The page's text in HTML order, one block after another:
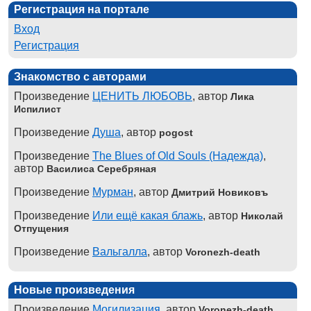
Регистрация на портале
Вход
Регистрация
Знакомство с авторами
Произведение ЦЕНИТЬ ЛЮБОВЬ, автор Лика
Испилист
Произведение Душа, автор pogost
Произведение The Blues of Old Souls (Надежда),
автор Василиса Серебряная
Произведение Мурман, автор Дмитрий Новиковъ
Произведение Или ещё какая блажь, автор Николай
Отпущения
Произведение Вальгалла, автор Voronezh-death
Новые произведения